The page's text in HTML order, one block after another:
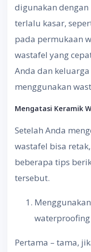
digunakan dengan
terlalu kasar,
pada permukaan
wastafel yang
Anda dan
menggunakan
Mengatasi Keramik
Setelah Anda
wastafel bisa
beberapa tips
tersebut.
waterproofing
Pertama – tama,